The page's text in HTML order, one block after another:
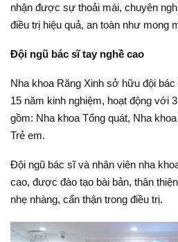
nhận được sự thoải mái, chuyên
điều trị hiệu quả, an toàn như mong
Đội ngũ bác sĩ tay nghề cao
Nha khoa Răng Xinh sở hữu đội
15 năm kinh nghiệm, hoạt động với
gồm: Nha khoa Tổng quát, Nha
Trẻ em.
Đội ngũ bác sĩ và nhân viên nha
cao, được đào tạo bài bản, thân
nhẹ nhàng, cẩn thận trong điều trị.